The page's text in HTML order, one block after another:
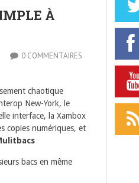
À
0 COMMENTAIRES
chaotique
New-York, le
interface, la Xambox
copies numériques, et
bacs en même